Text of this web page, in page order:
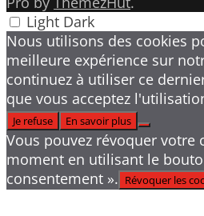
Light Dark
Nous utilisons des cookies
meilleure expérience sur
continuez à utiliser ce
que vous acceptez
Je refuse
En savoir plus
Vous pouvez révoquer votre
moment en utilisant le
consentement ». Révoquer les